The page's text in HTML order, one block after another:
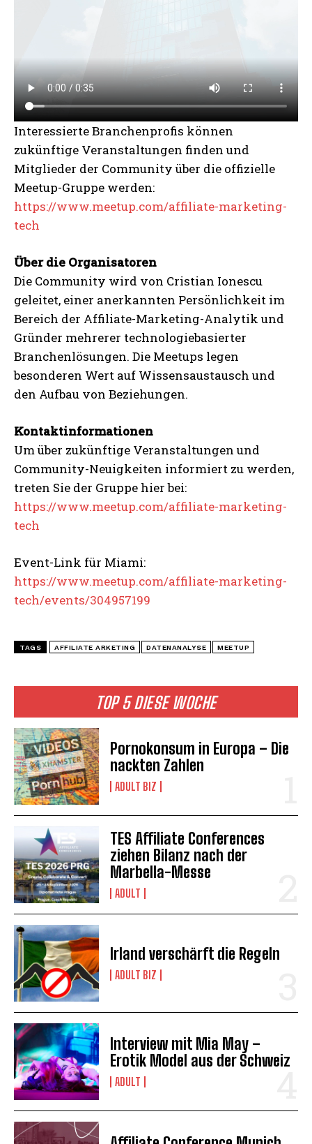
TOP 5 DIESE WOCHE
Pornokonsum in Europa – Die
nackten Zahlen
ADULT BIZ
TES Affiliate Conferences
ziehen Bilanz nach der
Marbella-Messe
ADULT
Irland verschärft die Regeln
ADULT BIZ
Interview mit Mia May –
Erotik Model aus der Schweiz
ADULT
Interessierte Branchenprofis können
zukünftige Veranstaltungen finden und
Mitglieder der Community über die offizielle
Meetup-Gruppe werden:
https://www.meetup.com/affiliate-marketing-
tech
Über die Organisatoren
Die Community wird von Cristian Ionescu
geleitet, einer anerkannten Persönlichkeit im
Bereich der Affiliate-Marketing-Analytik und
Gründer mehrerer technologiebasierter
Branchenlösungen. Die Meetups legen
besonderen Wert auf Wissensaustausch und
den Aufbau von Beziehungen.
Kontaktinformationen
Um über zukünftige Veranstaltungen und
Community-Neuigkeiten informiert zu werden,
treten Sie der Gruppe hier bei:
https://www.meetup.com/affiliate-marketing-
tech
Event-Link für Miami:
https://www.meetup.com/affiliate-marketing-
tech/events/304957199
TAGS AFFILIATE ARKETING DATENANALYSE MEETUP